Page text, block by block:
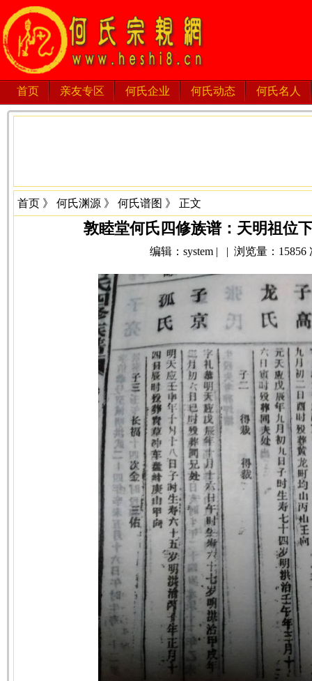
首页 亲友专区 何氏企业 何氏动态 何氏名人
首页 》 何氏渊源 》 何氏谱图 》 正文
敦睦堂何氏四修族谱：天明祖位
编辑：system | | 浏览量：15856